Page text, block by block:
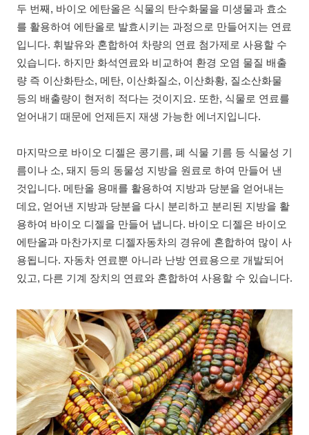
두 번째, 바이오 에탄올은 식물의 탄수화물을 미생물과 효소
를 활용하여 에탄올로 발효시키는 과정으로 만들어지는 연료
입니다. 휘발유와 혼합하여 차량의 연료 첨가제로 사용할 수
있습니다. 하지만 화석연료와 비교하여 환경 오염 물질 배출
량 즉 이산화탄소, 메탄, 이산화질소, 이산화황, 질소산화물
등의 배출량이 현저히 적다는 것이지요. 또한, 식물로 연료를
얻어내기 때문에 언제든지 재생 가능한 에너지입니다.
마지막으로 바이오 디젤은 콩기름, 폐 식물 기름 등 식물성 기
름이나 소, 돼지 등의 동물성 지방을 원료로 하여 만들어 낸
것입니다. 메탄올 용매를 활용하여 지방과 당분을 얻어내는
데요, 얻어낸 지방과 당분을 다시 분리하고 분리된 지방을 활
용하여 바이오 디젤을 만들어 냅니다. 바이오 디젤은 바이오
에탄올과 마찬가지로 디젤자동차의 경유에 혼합하여 많이 사
용됩니다. 자동차 연료뿐 아니라 난방 연료용으로 개발되어
있고, 다른 기계 장치의 연료와 혼합하여 사용할 수 있습니다.